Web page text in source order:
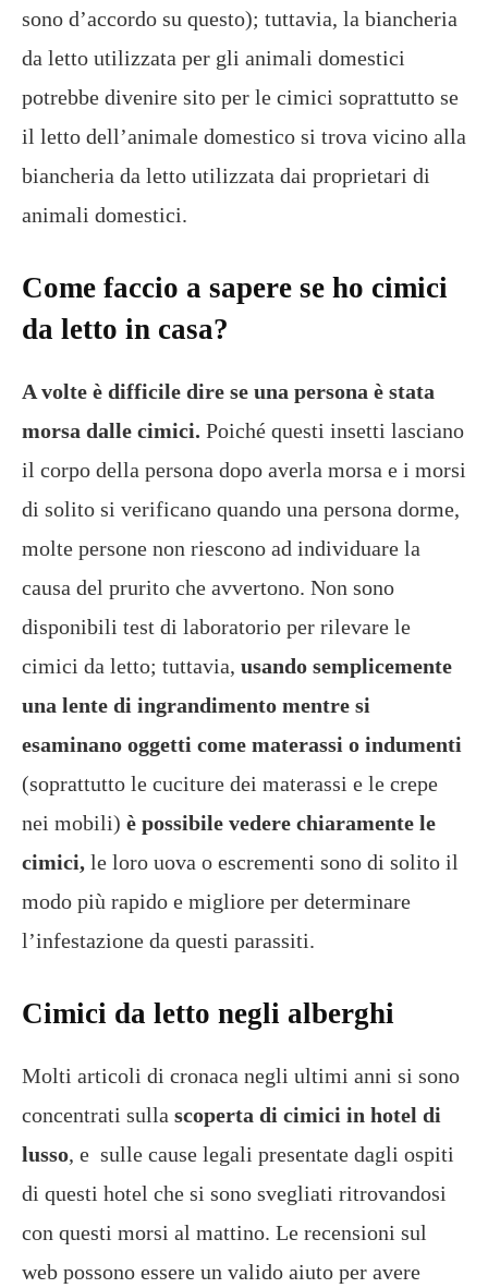
sono d’accordo su questo); tuttavia, la biancheria
da letto utilizzata per gli animali domestici
potrebbe divenire sito per le cimici soprattutto se
il letto dell’animale domestico si trova vicino alla
biancheria da letto utilizzata dai proprietari di
animali domestici.
Come faccio a sapere se ho cimici
da letto in casa?
A volte è difficile dire se una persona è stata
morsa dalle cimici. Poiché questi insetti lasciano
il corpo della persona dopo averla morsa e i morsi
di solito si verificano quando una persona dorme,
molte persone non riescono ad individuare la
causa del prurito che avvertono. Non sono
disponibili test di laboratorio per rilevare le
cimici da letto; tuttavia, usando semplicemente
una lente di ingrandimento mentre si
esaminano oggetti come materassi o indumenti
(soprattutto le cuciture dei materassi e le crepe
nei mobili) è possibile vedere chiaramente le
cimici, le loro uova o escrementi sono di solito il
modo più rapido e migliore per determinare
l’infestazione da questi parassiti.
Cimici da letto negli alberghi
Molti articoli di cronaca negli ultimi anni si sono
concentrati sulla scoperta di cimici in hotel di
lusso, e sulle cause legali presentate dagli ospiti
di questi hotel che si sono svegliati ritrovandosi
con questi morsi al mattino. Le recensioni sul
web possono essere un valido aiuto per avere